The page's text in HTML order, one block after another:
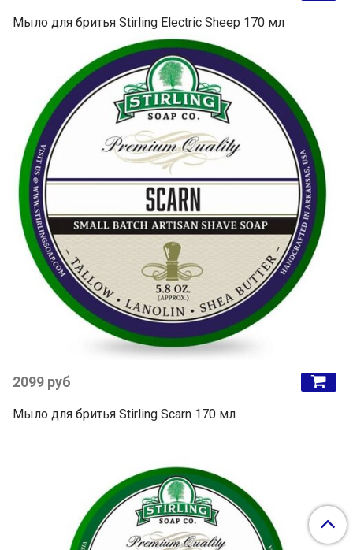
Мыло для бритья Stirling Electric Sheep 170 мл
2099 руб
Мыло для бритья Stirling Scarn 170 мл